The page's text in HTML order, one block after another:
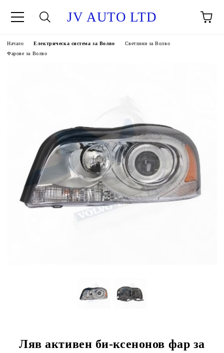
JV AUTO LTD
Начало Електрическа система за Волво
Светлини за Волво
Фарове за Волво
Ляв активен би-ксенонов фар за